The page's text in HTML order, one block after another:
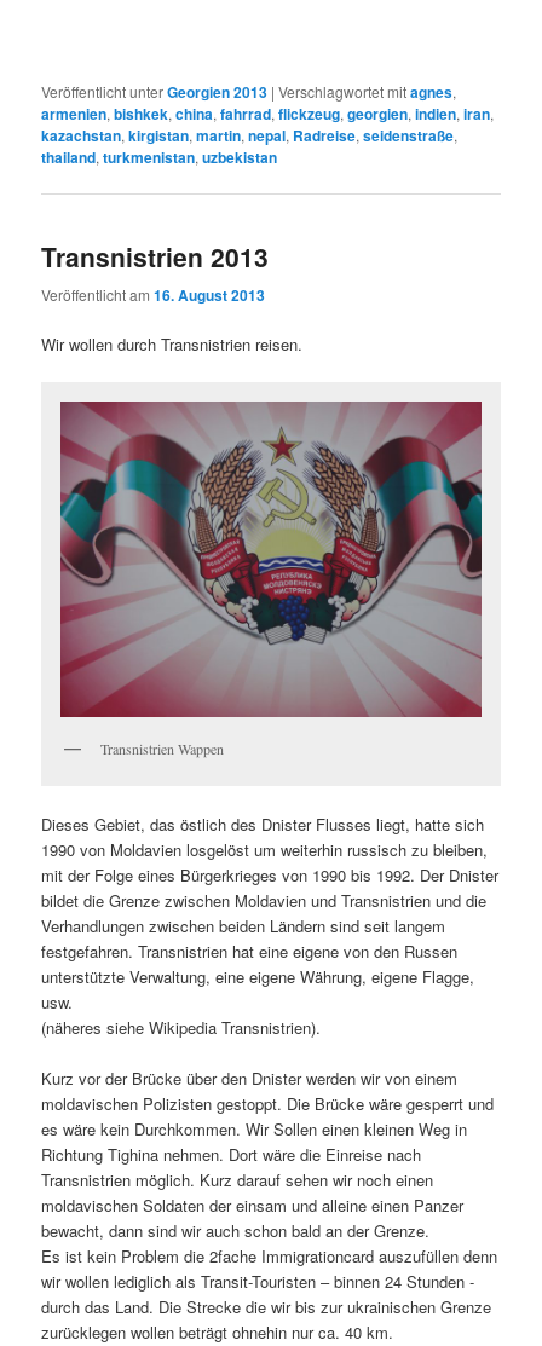
Veröffentlicht unterGeorgien 2013 |Verschlagwortet mitagnes,
armenien,bishkek,china,fahrrad,flickzeug,georgien,indien,iran,
kazachstan,kirgistan,martin,nepal, Radreise,seidenstraße,
thailand,turkmenistan,uzbekistan
Transnistrien 2013
Veröffentlicht am16. August 2013
Wir wollen durch Transnistrien reisen.
Transnistrien Wappen
Dieses Gebiet, das östlich des Dnister Flusses liegt, hatte sich
1990 von Moldavien losgelöst um weiterhin russisch zu bleiben,
mit der Folge eines Bürgerkrieges von 1990 bis 1992. Der Dnister
bildet die Grenze zwischen Moldavien und Transnistrien und die
Verhandlungen zwischen beiden Ländern sind seit langem
festgefahren. Transnistrien hat eine eigene von den Russen
unterstützte Verwaltung, eine eigene Währung, eigene Flagge,
usw.
(näheres siehe Wikipedia Transnistrien).
Kurz vor der Brücke über den Dnister werden wir von einem
moldavischen Polizisten gestoppt. Die Brücke wäre gesperrt und
es wäre kein Durchkommen. Wir Sollen einen kleinen Weg in
Richtung Tighina nehmen. Dort wäre die Einreise nach
Transnistrien möglich. Kurz darauf sehen wir noch einen
moldavischen Soldaten der einsam und alleine einen Panzer
bewacht, dann sind wir auch schon bald an der Grenze.
Es ist kein Problem die 2fache Immigrationcard auszufüllen denn
wir wollen lediglich als Transit-Touristen – binnen 24 Stunden -
durch das Land. Die Strecke die wir bis zur ukrainischen Grenze
zurücklegen wollen beträgt ohnehin nur ca. 40 km.